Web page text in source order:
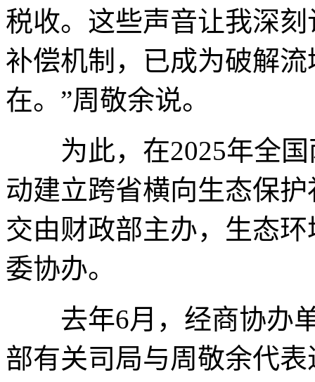
税收。这些声音让我深
补偿机制，已成为破解
在。”周敬余说。
为此，在2025年全国
动建立跨省横向生态保
交由财政部主办，生态
委协办。
去年6月，经商协办单
部有关司局与周敬余代